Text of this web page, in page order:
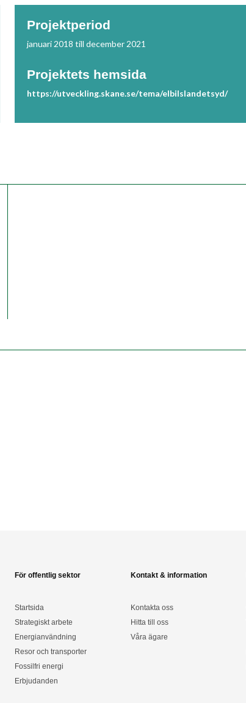
Projektperiod
januari 2018 till december 2021
Projektets hemsida
https://utveckling.skane.se/tema/elbilslandetsyd/
För offentlig sektor
Startsida
Strategiskt arbete
Energianvändning
Resor och transporter
Fossilfri energi
Erbjudanden
Kontakt & information
Kontakta oss
Hitta till oss
Våra ägare